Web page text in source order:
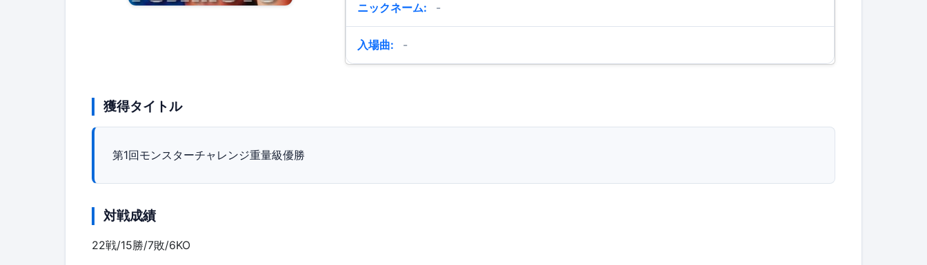
ニックネーム: -
入場曲: -
獲得タイトル
第1回モンスターチャレンジ重量級優勝
対戦成績
22戦/15勝/7敗/6KO